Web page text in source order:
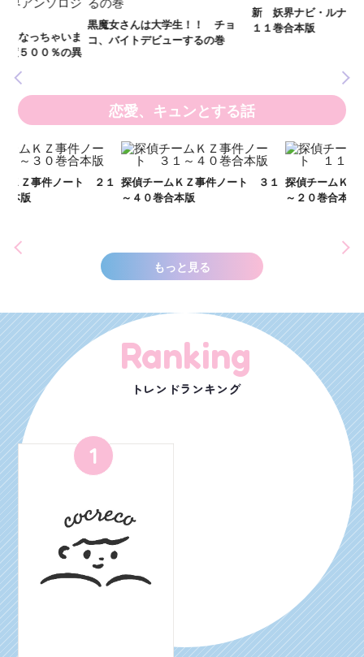
黒魔女さんは大学生！！ チョ
コ、バイトデビューするの巻
新 妖界ナビ・ルナ１～１１ 全
１１巻合本版
恋愛、キュンとする話
探偵チームＫＺ事件ノート ３１
～４０巻合本版
探偵チームＫＺ事件ノート １１
～２０巻合本版
もっと見る
Ranking
トレンドランキング
1